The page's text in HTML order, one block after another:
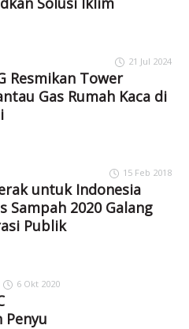
21 Jul 2024
Resmikan Tower
Gas Rumah Kaca di
15 Feb 2018
untuk Indonesia
Sampah 2020 Galang
Publik
6 Okt 2020
Penyu